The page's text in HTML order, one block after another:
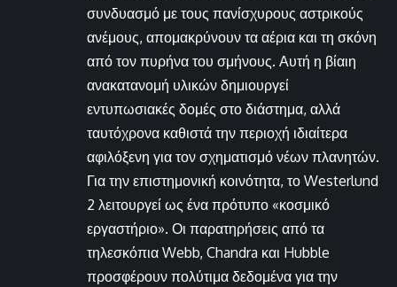
συνδυασμό με τους πανίσχυρους αστρικούς
ανέμους, απομακρύνουν τα αέρια και τη σκόνη
από τον πυρήνα του σμήνους. Αυτή η βίαιη
ανακατανομή υλικών δημιουργεί
εντυπωσιακές δομές στο διάστημα, αλλά
ταυτόχρονα καθιστά την περιοχή ιδιαίτερα
αφιλόξενη για τον σχηματισμό νέων πλανητών.
Για την επιστημονική κοινότητα, το Westerlund
2 λειτουργεί ως ένα πρότυπο «κοσμικό
εργαστήριο». Οι παρατηρήσεις από τα
τηλεσκόπια Webb, Chandra και Hubble
προσφέρουν πολύτιμα δεδομένα για την